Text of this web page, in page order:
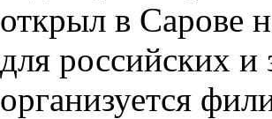
открыл в Сарове
для российских и
организуется